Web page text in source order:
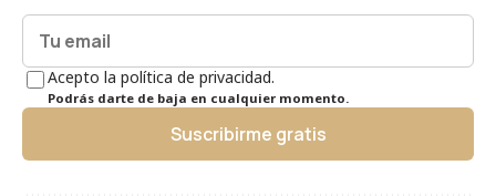
Acepto la política de privacidad.
Podrás darte de baja en cualquier momento.
Suscribirme gratis